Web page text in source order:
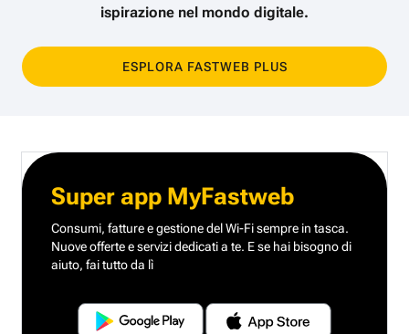
ispirazione nel mondo digitale.
ESPLORA FASTWEB PLUS
Super app MyFastweb
Consumi, fatture e gestione del Wi-Fi sempre in tasca.
Nuove offerte e servizi dedicati a te. E se hai bisogno di
aiuto, fai tutto da lì